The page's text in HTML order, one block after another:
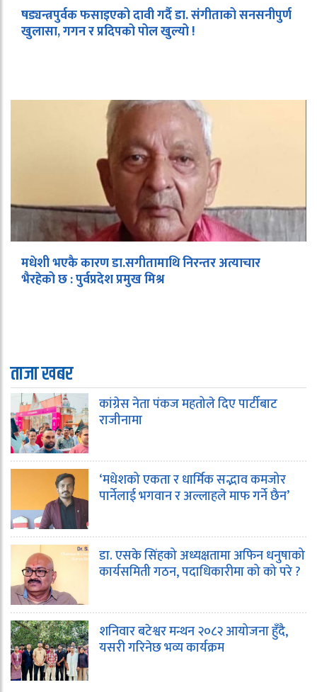
षड्यन्त्रपुर्वक फसाइएको दावी गर्दै डा. संगीताको सनसनीपुर्ण
खुलासा, गगन र प्रदिपको पोल खुल्यो !
मधेशी भएकै कारण डा.सगीतामाथि निरन्तर अत्याचार
भैरहेको छ : पुर्वप्रदेश प्रमुख मिश्र
ताजा खबर
कांग्रेस नेता पंकज महतोले दिए पार्टीबाट
राजीनामा
‘मधेशको एकता र धार्मिक सद्भाव कमजोर
पार्नेलाई भगवान र अल्लाहले माफ गर्ने छैन’
डा. एसके सिंहको अध्यक्षतामा अफिन धनुषाको
कार्यसमिती गठन, पदाधिकारीमा को को परे ?
शनिवार बटेश्वर मन्थन २०८२ आयोजना हुँदै,
यसरी गरिनेछ भव्य कार्यक्रम